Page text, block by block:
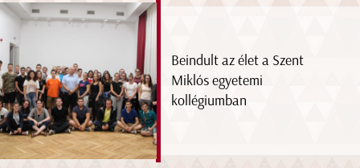
Beindult az élet a Szent
Miklós egyetemi
kollégiumban